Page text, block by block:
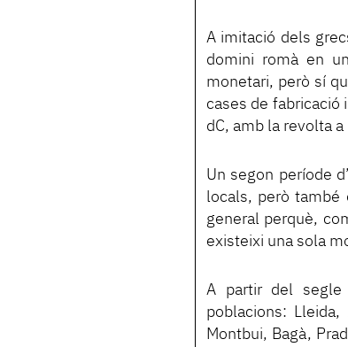
A imitació dels
domini romà en
monetari, però sí
cases de
dC, amb la revolta
Un segon període
locals, però també
general perquè,
existeixi una sola
A partir del
poblacions: Lleida,
Montbui, Bagà,